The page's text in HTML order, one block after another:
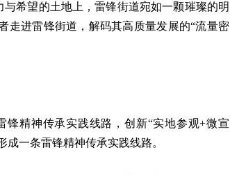
希望的土地上，雷锋街道宛如一颗璀璨的明
走进雷锋街道，解码其高质量发展的“流量密
精神传承实践线路，创新“实地参观+微宣
一条雷锋精神传承实践线路。